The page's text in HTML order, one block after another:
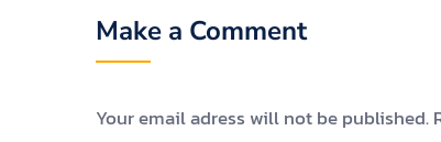
Make a Comment
Your email adress will not be published.